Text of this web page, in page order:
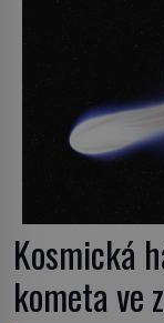
napovídá, kde
Kosmická
kometa ve